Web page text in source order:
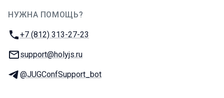
НУЖНА ПОМОЩЬ?
Телефон:
+7 (812) 313-27-23
E-mail:
support@holyjs.ru
Телеграм:
@JUGConfSupport_bot